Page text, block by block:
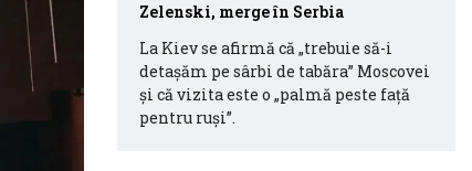
Zelenski, merge în Serbia
La Kiev se afirmă că „trebuie să-i
detașăm pe sârbi de tabăra” Moscovei
și că vizita este o „palmă peste față
pentru ruși”.